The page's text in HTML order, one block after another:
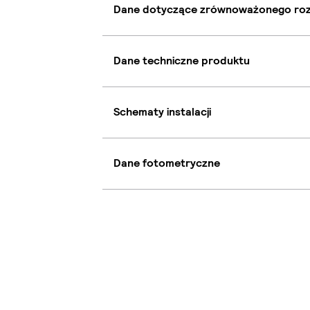
Dane dotyczące zrównoważonego
Dane techniczne produktu
Schematy instalacji
Dane fotometryczne